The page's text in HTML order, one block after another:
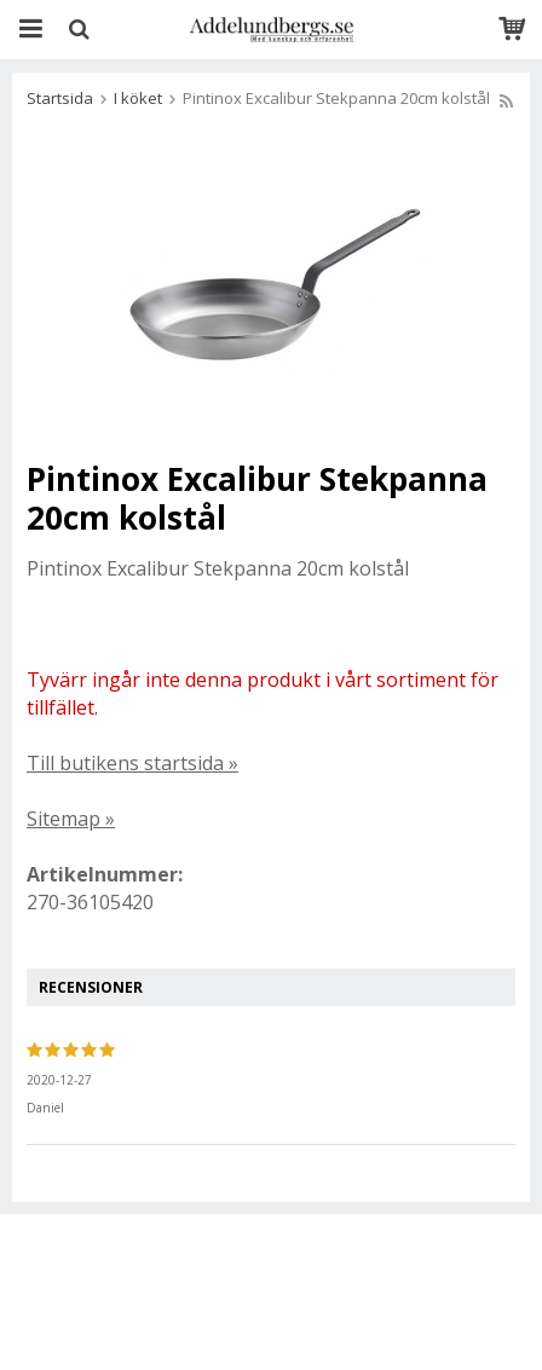
Startsida I köket Pintinox Excalibur Stekpanna 20cm kolstål
Pintinox Excalibur Stekpanna
20cm kolstål
Pintinox Excalibur Stekpanna 20cm kolstål
Tyvärr ingår inte denna produkt i vårt sortiment för
tillfället.
Till butikens startsida »
Sitemap »
Artikelnummer:
270-36105420
RECENSIONER
2020-12-27
Daniel